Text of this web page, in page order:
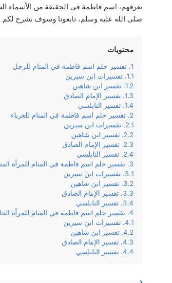
تعرفهم، اسم فاطمة في الحقيقة من الأسماء
صلى الله عليه وسلم، تابعونا وسوف نشرح
محتويات
تفسير حلم اسم فاطمة في المنام للرجل
تفسيرات ابن سيرين
تفسير ابن شاهين
تفسير الإمام الصادق
تفسير النابلسي
تفسير حلم اسم فاطمة في المنام للعزباء
تفسيرات ابن سيرين
تفسير ابن شاهين
تفسير الإمام الصادق
تفسير النابلسي
تفسير حلم اسم فاطمة في المنام للمرأة
تفسيرات ابن سيرين
تفسير ابن شاهين
تفسير الإمام الصادق
تفسير النابلسي
تفسير حلم اسم فاطمة في المنام للمرأة
تفسيرات ابن سيرين
تفسير ابن شاهين
تفسير الإمام الصادق
تفسير النابلسي